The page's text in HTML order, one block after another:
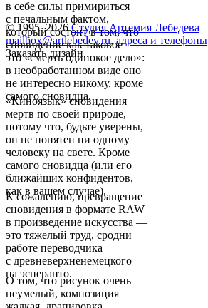
в себе силы примириться
с печальным фактом,
который состоит в том, что
сновидение как таковое —
это «смерть одинокое дело»:
в необработанном виде оно
не интересно никому, кроме
самого сновидца.
«Киноязык» сновидения
мертв по своей природе,
потому что, будьте уверены,
он не понятен ни одному
человеку на свете. Кроме
самого сновидца (или его
ближайших конфидентов,
как в вашем случае).
К сожалению, превращение
сновидения в формате RAW
в произведение искусства —
это тяжелый труд, сродни
работе переводчика
с древневерхненемецкого
на эсперанто.
О том, что рисунок очень
неумелый, композиция
© 1995–2026 Студия Артемия Лебедева
mailbox@artlebedev.ru, адреса и телефоны
Заказать дизайн...